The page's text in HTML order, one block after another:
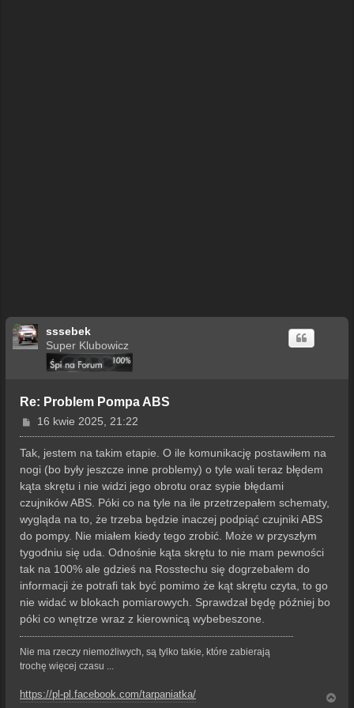
sssebek
Super Klubowicz
Re: Problem Pompa ABS
P
o
s
16 kwie 2025, 21:22
Tak, jestem na takim etapie. O ile komunikację postawiłem na
nogi (bo były jeszcze inne problemy) o tyle wali teraz błędem
kąta skrętu i nie widzi jego obrotu oraz sypie błędami
czujników ABS. Póki co na tyle na ile przetrzepałem schematy,
wygląda na to, że trzeba będzie inaczej podpiąć czujniki ABS
do pompy. Nie miałem kiedy tego zrobić. Może w przyszłym
tygodniu się uda. Odnośnie kąta skrętu to nie mam pewności
tak na 100% ale gdzieś na Rosstechu się dogrzebałem do
informacji że potrafi tak być pomimo że kąt skrętu czyta, to go
nie widać w blokach pomiarowych. Sprawdzał będę później bo
póki co wnętrze wraz z kierownicą wybebeszone.
Nie ma rzeczy niemożliwych, są tylko takie, które zabierają
trochę więcej czasu ...
https://pl-pl.facebook.com/tarpaniatka/